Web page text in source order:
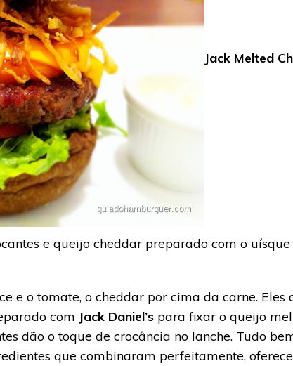
Jack Melted
e queijo cheddar preparado com o
e o tomate, o cheddar por cima da carne.
com Jack Daniel’s para fixar o queijo
dão o toque de crocância no lanche. Tudo
que combinaram perfeitamente,